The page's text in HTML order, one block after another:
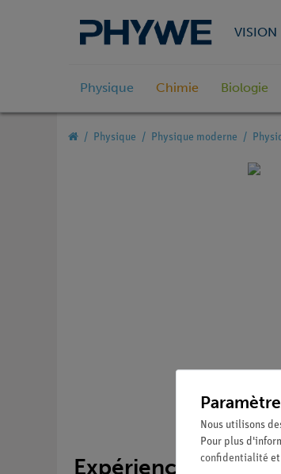
VISION
Physique Chimie Biologie
Physique Physique moderne
Expériences
Nous utilisons
Pour plus
confidentialité